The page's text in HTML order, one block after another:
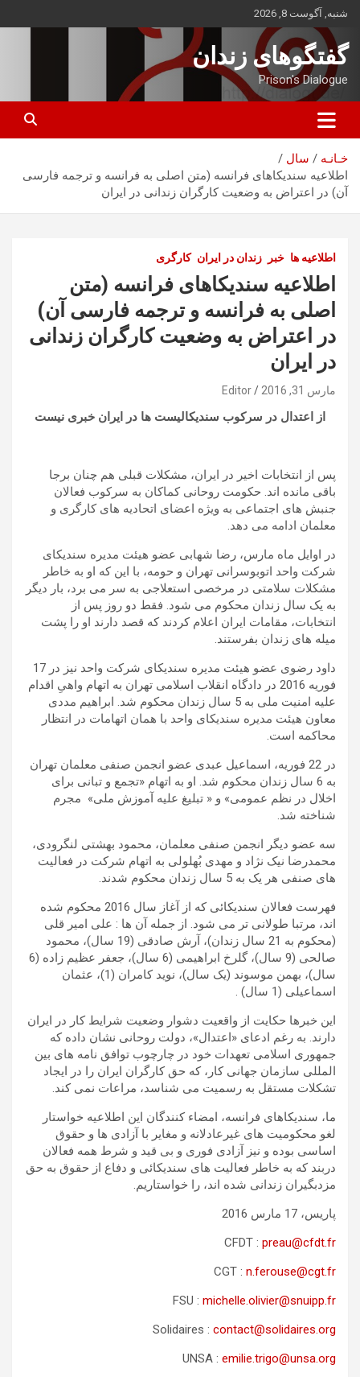
بروید
شنبه, آگوست 8, 2026
گفتگوهای زندان
Prison's Dialogue
خـانـه
سال
اطلاعیه سندیکاهای فرانسه (متن اصلی به فرانسه و ترجمه فارسی
آن) در اعتراض به وضعیت کارگران زندانی در ایران
اطلاعیه ها خبر زندان در ایران کارگری
اطلاعیه سندیکاهای فرانسه (متن
اصلی به فرانسه و ترجمه فارسی آن)
در اعتراض به وضعیت کارگران زندانی
در ایران
مارس 31, 2016 Editor
از اعتدال در سرکوب سندیکالیست ها در ایران خبری نیست
پس از انتخابات اخیر در ایران، مشکلات قبلی هم چنان برجا
باقی مانده اند. حکومت روحانی کماکان به سرکوب فعالان
جنبش های اجتماعی به ویژه اعضای اتحادیه های کارگری و
معلمان ادامه می دهد.
در اوایل ماه مارس، رضا شهابی عضو هیئت مدیره سندیکای
شرکت واحد اتوبوسرانی تهران و حومه، با این که او به خاطر
مشکلات سلامتی در مرخصی استعلاجی به سر می برد، بار دیگر
به یک سال زندان محکوم می شود. فقط دو روز پس از
انتخابات، مقامات ایران اعلام کردند که قصد دارند او را پشت
میله های زندان بفرستند.
داود رضوی عضو هیئت مدیره سندیکای شرکت واحد نیز در 17
فوریه 2016 در دادگاه انقلاب اسلامی تهران به اتهام واهیِ اقدام
علیه امنیت ملی به 5 سال زندان محکوم شد. ابراهیم مددی
معاون هیئت مدیره سندیکای واحد با همان اتهامات در انتظار
محاکمه است.
در 22 فوریه، اسماعیل عبدی عضو انجمن صنفی معلمان تهران
به 6 سال زندان محکوم شد. او به اتهام «تجمع و تبانی برای
اخلال در نظم عمومی» و « تبلیغ علیه آموزش ملی» مجرم
شناخته شد.
سه عضو دیگر انجمن صنفی معلمان، محمود بهشتی لنگرودی،
محمدرضا نیک نژاد و مهدی بُهلولی به اتهام شرکت در فعالیت
های صنفی هر یک به 5 سال زندان محکوم شدند.
فهرست فعالان سندیکائی که از آغاز سال 2016 محکوم شده
اند، مرتبا طولانی تر می شود. از جمله آن ها : علی امیر قلی
(محکوم به 21 سال زندان)، آرش صادقی (19 سال)، محمود
صالحی (9 سال)، گلرخ ابراهیمی (6 سال)، جعفر عظیم زاده (6
سال)، بهمن موسوند (یک سال)، نوید کامران (1)، عثمان
اسماعیلی (1 سال) .
این خبرها حکایت از واقعیت دشوار وضعیت شرایط کار در ایران
دارند. به رغم ادعای «اعتدال»، دولت روحانی نشان داده که
جمهوری اسلامی تعهدات خود در چارچوب توافق نامه های بین
المللی سازمان جهانی کار، که حق کارگران ایران را در ایجاد
تشکلات مستقل به رسمیت می شناسد، مراعات نمی کند.
ما، سندیکاهای فرانسه، امضاء کنندگان این اطلاعیه خواستار
لغو محکومیت های غیرعادلانه و مغایر با آزادی ها و حقوق
اساسی بوده و نیز آزادی فوری و بی قید و شرط همه فعالان
دربند که به خاطر فعالیت های سندیکائی و دفاع از حقوق به حق
مزدبگیران زندانی شده اند، را خواستاریم.
پاریس، 17 مارس 2016
CFDT : preau@cfdt.fr
CGT : n.ferouse@cgt.fr
FSU : michelle.olivier@snuipp.fr
Solidaires : contact@solidaires.org
UNSA : emilie.trigo@unsa.org